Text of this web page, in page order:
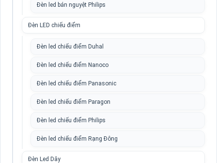
Đèn led bán nguyệt Philips
Đèn LED chiếu điểm
Đèn led chiếu điểm Duhal
Đèn led chiếu điểm Nanoco
Đèn led chiếu điểm Panasonic
Đèn led chiếu điểm Paragon
Đèn led chiếu điểm Philips
Đèn led chiếu điểm Rạng Đông
Đèn Led Dây